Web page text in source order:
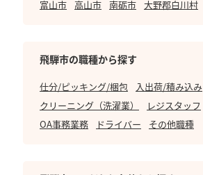
富山市 高山市 南砺市 大野郡白川村
飛騨市の職種から探す
仕分/ピッキング/梱包 入出荷/積み込み
クリーニング（洗濯業）
レジスタッフ
OA事務業務
ドライバー その他職種